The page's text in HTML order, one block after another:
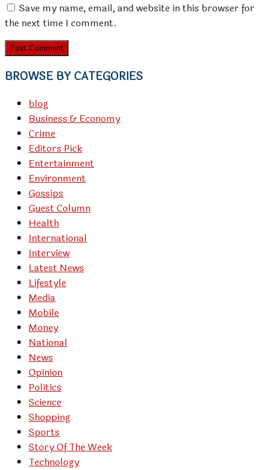
Save my name, email, and website in this browser for
the next time I comment.
BROWSE BY CATEGORIES
blog
Business & Economy
Crime
Editors Pick
Entertainment
Environment
Gossips
Guest Column
Health
International
Interview
Latest News
Lifestyle
Media
Mobile
Money
National
News
Opinion
Politics
Science
Shopping
Sports
Story Of The Week
Technology